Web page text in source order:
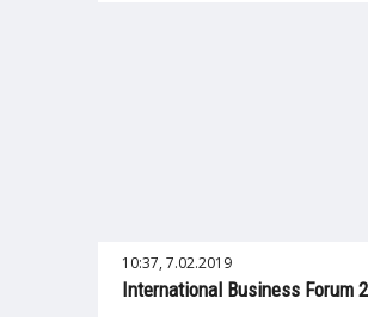
10:37, 7.02.2019
International Business Forum